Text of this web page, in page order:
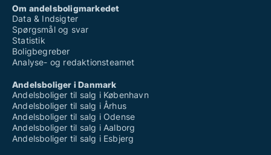
Om andelsboligmarkedet
Data & Indsigter
Spørgsmål og svar
Statistik
Boligbegreber
Analyse- og redaktionsteamet
Andelsboliger i Danmark
Andelsboliger til salg i København
Andelsboliger til salg i Århus
Andelsboliger til salg i Odense
Andelsboliger til salg i Aalborg
Andelsboliger til salg i Esbjerg